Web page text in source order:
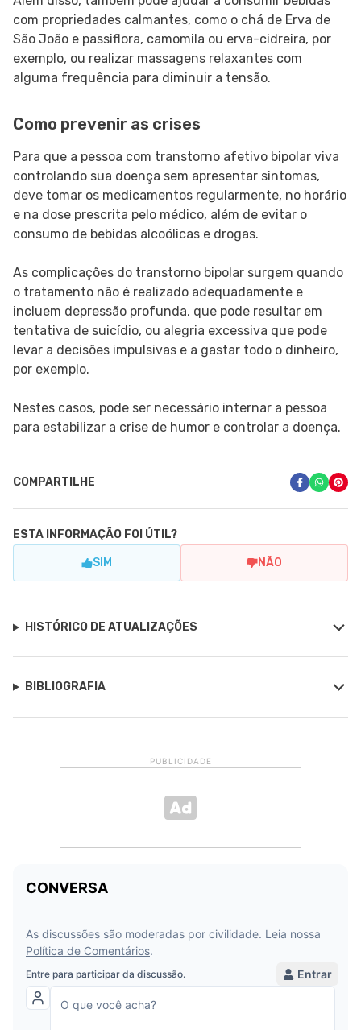
com propriedades calmantes, como o chá de Erva de
São João e passiflora, camomila ou erva-cidreira, por
exemplo, ou realizar massagens relaxantes com
alguma frequência para diminuir a tensão.
Como prevenir as crises
Para que a pessoa com transtorno afetivo bipolar viva
controlando sua doença sem apresentar sintomas,
deve tomar os medicamentos regularmente, no horário
e na dose prescrita pelo médico, além de evitar o
consumo de bebidas alcoólicas e drogas.
As complicações do transtorno bipolar surgem quando
o tratamento não é realizado adequadamente e
incluem depressão profunda, que pode resultar em
tentativa de suicídio, ou alegria excessiva que pode
levar a decisões impulsivas e a gastar todo o dinheiro,
por exemplo.
Nestes casos, pode ser necessário internar a pessoa
para estabilizar a crise de humor e controlar a doença.
COMPARTILHE
ESTA INFORMAÇÃO FOI ÚTIL?
SIM NÃO
HISTÓRICO DE ATUALIZAÇÕES
BIBLIOGRAFIA
PUBLICIDADE